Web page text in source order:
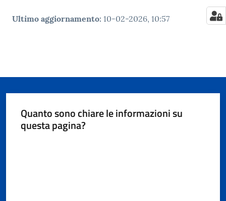
Ultimo aggiornamento: 10-02-2026, 10:57
Quanto sono chiare le informazioni su
questa pagina?